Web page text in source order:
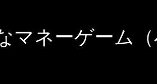
マネーゲーム